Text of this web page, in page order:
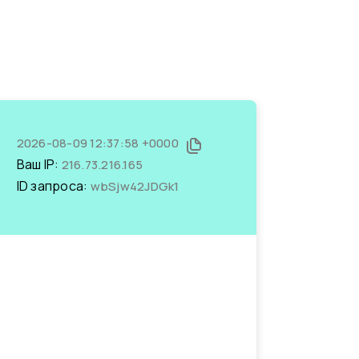
2026-08-09 12:37:58 +0000
Ваш IP: 216.73.216.165
ID запроса: wbSjw42JDGk1